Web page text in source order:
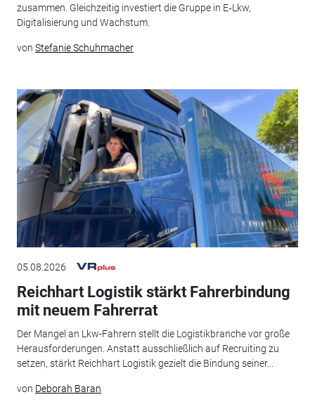
zusammen. Gleichzeitig investiert die Gruppe in E‑Lkw,
Digitalisierung und Wachstum.
von Stefanie Schuhmacher
05.08.2026
Reichhart Logistik stärkt Fahrerbindung
mit neuem Fahrerrat
Der Mangel an Lkw-Fahrern stellt die Logistikbranche vor große
Herausforderungen. Anstatt ausschließlich auf Recruiting zu
setzen, stärkt Reichhart Logistik gezielt die Bindung seiner...
von Deborah Baran